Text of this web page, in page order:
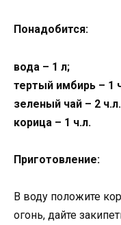
Понадобится:
вода – 1 л;
тертый имбирь – 1
зеленый чай – 2
корица – 1 ч.л.
Приготовление:
В воду положите
огонь, дайте